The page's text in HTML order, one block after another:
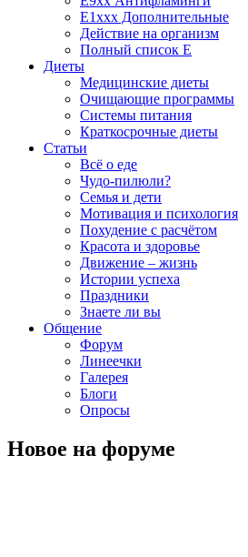
E1xxx Дополнительные
Действие на организм
Полный список E
Диеты
Медицинские диеты
Очищающие программы
Системы питания
Краткосрочные диеты
Статьи
Всё о еде
Чудо-пилюли?
Семья и дети
Мотивация и психология
Похудение с расчётом
Красота и здоровье
Движение – жизнь
Истории успеха
Праздники
Знаете ли вы
Общение
Форум
Линеечки
Галерея
Блоги
Опросы
Новое на форуме